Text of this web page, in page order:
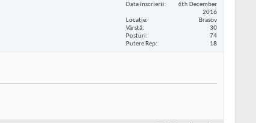
Data înscrierii
6th December
2016
Locaţie
Brasov
Vârstă
30
Posturi
74
Putere Rep
18